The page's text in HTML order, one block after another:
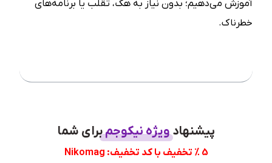
آموزش می‌دهیم؛ بدون نیاز به هک، تقلب یا برنامه‌های
خطرناک.
پیشنهادویژه نیکوجمبرای شما
5 % تخفیف با کد تخفیف: Nikomag